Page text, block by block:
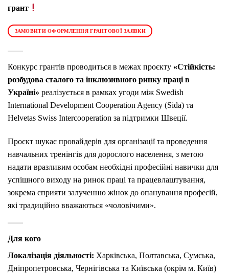
грант
ЗАМОВИТИ ОФОРМЛЕННЯ ГРАНТОВОЇ ЗАЯВКИ
Конкурс грантів проводиться в межах проєкту «Стійкість:
розбудова сталого та інклюзивного ринку праці в
Україні» реалізується в рамках угоди між Swedish
International Development Cooperation Agency (Sida) та
Helvetas Swiss Intercooperation за підтримки Швеції.
Проєкт шукає провайдерів для організації та проведення
навчальних тренінгів для дорослого населення, з метою
надати вразливим особам необхідні професійні навички для
успішного виходу на ринок праці та працевлаштування,
зокрема сприяти залученню жінок до опанування професій,
які традиційно вважаються «чоловічими».
Для кого
Локалізація діяльності: Харківська, Полтавська, Сумська,
Дніпропетровська, Чернігівська та Київська (окрім м. Київ)